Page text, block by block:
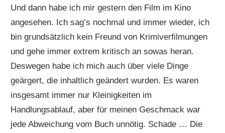
Und dann habe ich mir gestern den Film im Kino
angesehen. Ich sag’s nochmal und immer wieder, ich
bin grundsätzlich kein Freund von Krimiverfilmungen
und gehe immer extrem kritisch an sowas heran.
Deswegen habe ich mich auch über viele Dinge
geärgert, die inhaltlich geändert wurden. Es waren
insgesamt immer nur Kleinigkeiten im
Handlungsablauf, aber für meinen Geschmack war
jede Abweichung vom Buch unnötig. Schade … Die